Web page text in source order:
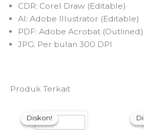
CDR: Corel Draw (Editable)
AI: Adobe Illustrator (Editable)
PDF: Adobe Acrobat (Outlined)
JPG: Per bulan 300 DPI
Produk Terkait
Diskon!
Diskon!